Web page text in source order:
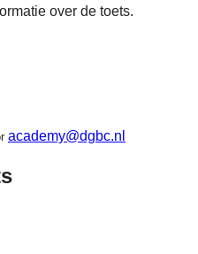
over de toets.
academy@dgbc.nl